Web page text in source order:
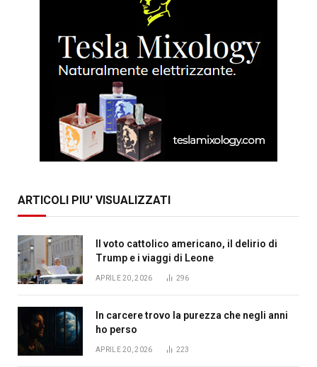
ARTICOLI PIU' VISUALIZZATI
Il voto cattolico americano, il delirio di
Trump e i viaggi di Leone
APRILE 20, 2026 296
In carcere trovo la purezza che negli anni
ho perso
APRILE 20, 2026 223